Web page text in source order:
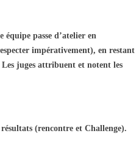
équipe passe d’atelier en
impérativement), en restant
juges attribuent et notent les
(rencontre et Challenge).